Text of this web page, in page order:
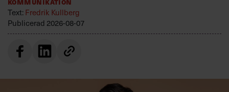
Text:Fredrik Kullberg
Publicerad 2026-08-07